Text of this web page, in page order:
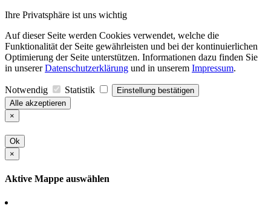
Ihre Privatsphäre ist uns wichtig
Auf dieser Seite werden Cookies verwendet, welche die
Funktionalität der Seite gewährleisten und bei der kontinuierlichen
Optimierung der Seite unterstützen. Informationen dazu finden Sie
in unsererDatenschutzerklärung und in unserem Impressum.
Notwendig Statistik
Einstellung bestätigen
Alle akzeptieren
×
Ok
×
Aktive Mappe auswählen